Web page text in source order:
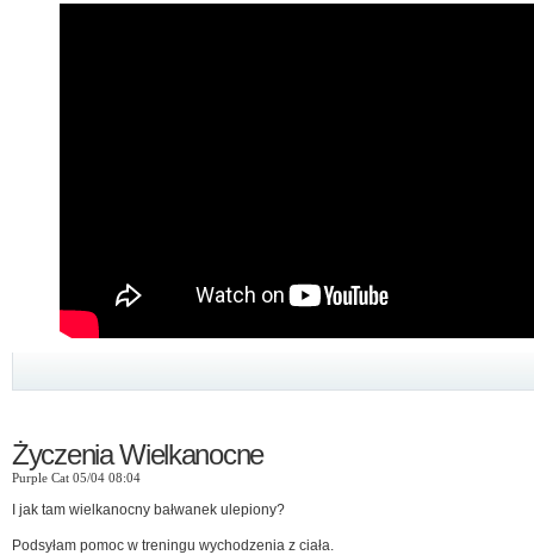
Życzenia Wielkanocne
Purple Cat 05/04 08:04
I jak tam wielkanocny bałwanek ulepiony?
Podsyłam pomoc w treningu wychodzenia z ciała.